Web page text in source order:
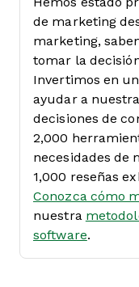
de marketing
marketing,
tomar la
Invertimos en
ayudar a
decisiones de
2,000
necesidades de
1,000 reseñas
Conozca cómo
nuestra
software.